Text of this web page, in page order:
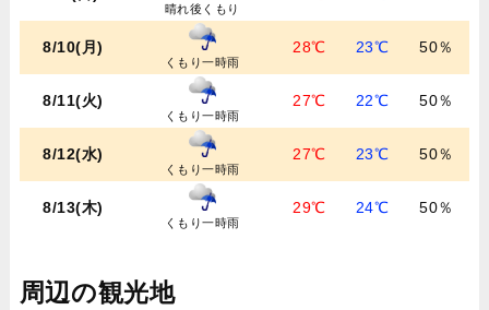
晴れ後くもり
8/10(月)
くもり一時雨
28℃ 23℃ 50％
8/11(火)
くもり一時雨
27℃ 22℃ 50％
8/12(水)
くもり一時雨
27℃ 23℃ 50％
8/13(木)
くもり一時雨
29℃ 24℃ 50％
周辺の観光地